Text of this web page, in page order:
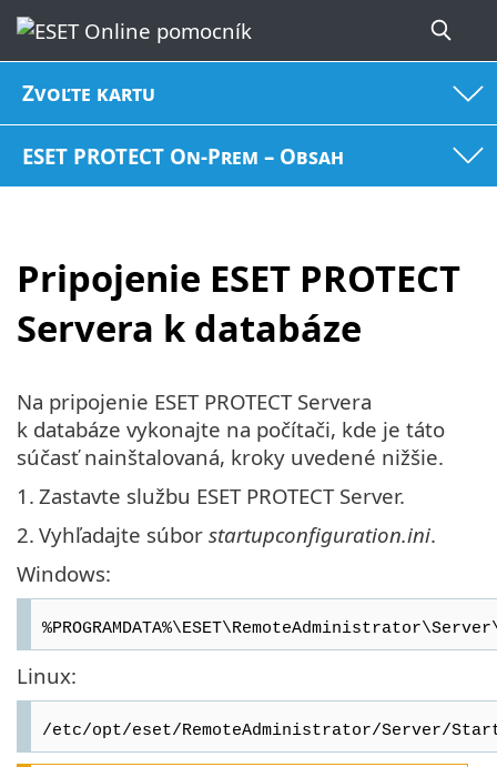
Zvoľte kartu
ESET PROTECT On-Prem – Obsah
Pripojenie ESET PROTECT
Servera k databáze
Na pripojenie ESET PROTECT Servera
k databáze vykonajte na počítači, kde je táto
súčasť nainštalovaná, kroky uvedené nižšie.
1. Zastavte službu ESET PROTECT Server.
2. Vyhľadajte súbor startupconfiguration.ini.
Windows:
Linux:
/etc/opt/eset/RemoteAdministrator/Server/